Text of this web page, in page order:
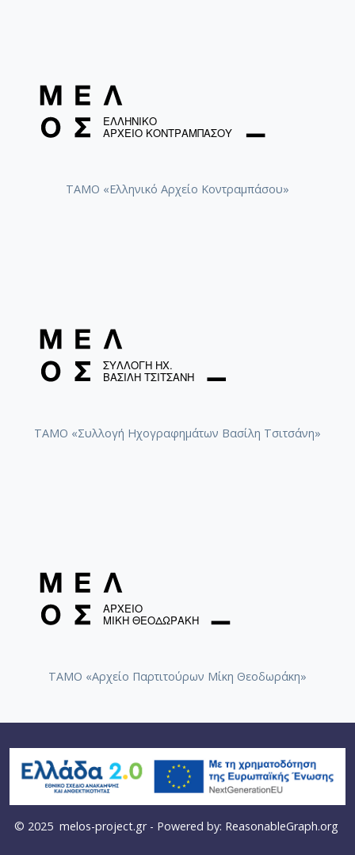
ΤΑΜΟ «Ελληνικό Αρχείο Κοντραμπάσου»
ΤΑΜΟ «Συλλογή Ηχογραφημάτων Βασίλη Τσιτσάνη»
ΤΑΜΟ «Αρχείο Παρτιτούρων Μίκη Θεοδωράκη»
© 2025 melos-project.gr- Powered by: ReasonableGraph.org